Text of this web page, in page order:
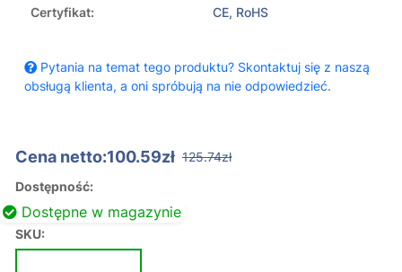
Certyfikat:
CE, RoHS
Pytania na temat tego produktu? Skontaktuj się z naszą
obsługą klienta, a oni spróbują na nie odpowiedzieć.
Cena netto:100.59zł 125.74zł
Dostępność:
Dostępne w magazynie
SKU: